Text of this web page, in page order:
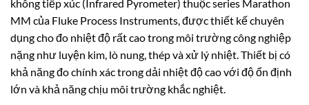
không tiếp xúc (Infrared Pyrometer) thuộc series Marathon
MM của Fluke Process Instruments, được thiết kế chuyên
dụng cho đo nhiệt độ rất cao trong môi trường công nghiệp
nặng như luyện kim, lò nung, thép và xử lý nhiệt. Thiết bị có
khả năng đo chính xác trong dải nhiệt độ cao với độ ổn định
lớn và khả năng chịu môi trường khắc nghiệt.